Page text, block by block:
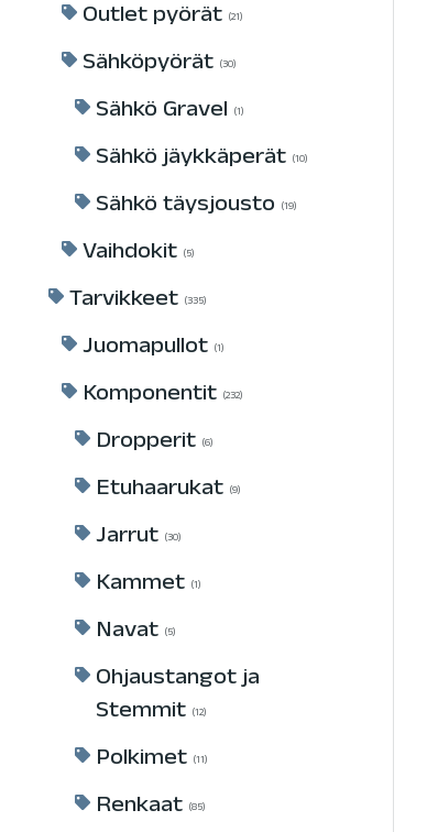
Outlet pyörät 21
Sähköpyörät 30
Sähkö Gravel 1
Sähkö jäykkäperät 10
Sähkö täysjousto 19
Vaihdokit 5
Tarvikkeet 335
Juomapullot 1
Komponentit 232
Dropperit 6
Etuhaarukat 9
Jarrut 30
Kammet 1
Navat 5
Ohjaustangot ja
Stemmit
12
Polkimet 11
Renkaat 85